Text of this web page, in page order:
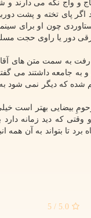
و واج نگه می دارند و
پای تخته و پشت
چون او برای
دور یا راوی حجت
رفت به سمت متن های
و به جامعه داشتند می
که دیگر نمی شود
بیضایی بهتر است
او وقتی که دید
بتواند به آن همه
5.0
/ 5